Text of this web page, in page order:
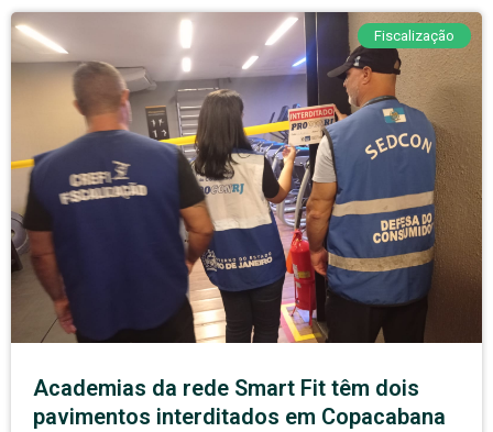
Fiscalização
Academias da rede Smart Fit têm dois
pavimentos interditados em Copacabana